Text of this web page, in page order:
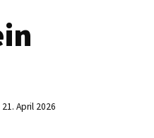
April 2026